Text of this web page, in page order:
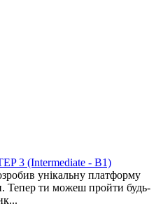
3 (Intermediate - B1)
унікальну платформу
Тепер ти можеш пройти будь-